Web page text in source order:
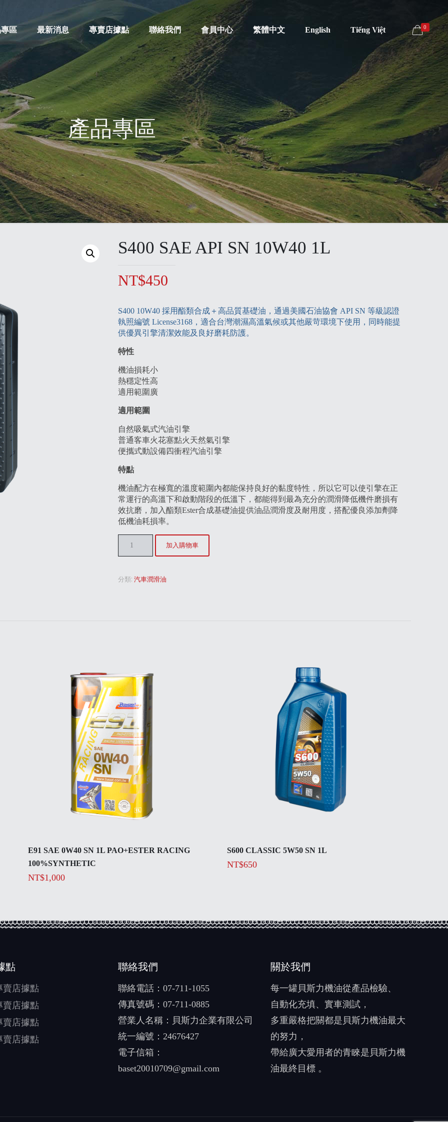
區 最新消息 專賣店據點 聯絡我們 會員中心 繁體中文 English Tiếng Việt 0
產品專區
S400 SAE API SN 10W40 1L
NT$450
S400 10W40 採用酯類合成＋高品質基礎油，通過美國石油協會 API SN 等級認證
執照編號 License3168，適合台灣潮濕高溫氣候或其他嚴苛環境下使用，同時能提
供優異引擎清潔效能及良好磨耗防護。
特性
機油損耗小
熱穩定性高
適用範圍廣
適用範圍
自然吸氣式汽油引擎
普通客車火花塞點火天然氣引擎
便攜式動設備四衝程汽油引擎
特點
機油配方在極寬的溫度範圍內都能保持良好的黏度特性，所以它可以使引擎在正
常運行的高溫下和啟動階段的低溫下，都能得到最為充分的潤滑降低機件磨損有
效抗磨，加入酯類Ester合成基礎油提供油品潤滑度及耐用度，搭配優良添加劑降
低機油耗損率。
加入購物車
分類: 汽車潤滑油
E91 SAE 0W40 SN 1L PAO+ESTER RACING
100%SYNTHETIC
NT$1,000
S600 CLASSIC 5W50 SN 1L
NT$650
點
賣店據點
賣店據點
賣店據點
賣店據點
聯絡我們
聯絡電話：07-711-1055
傳真號碼：07-711-0885
營業人名稱：貝斯力企業有限公司
統一編號：24676427
電子信箱：
baset20010709@gmail.com
關於我們
每一罐貝斯力機油從產品檢驗、
自動化充填、實車測試，
多重嚴格把關都是貝斯力機油最大
的努力，
帶給廣大愛用者的青睞是貝斯力機
油最終目標 。